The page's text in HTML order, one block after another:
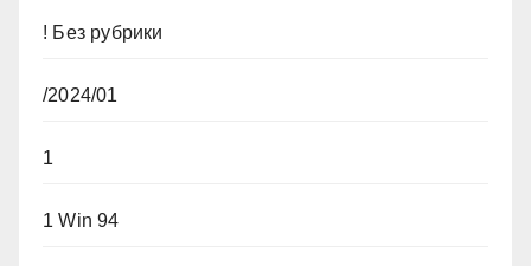
! Без рубрики
/2024/01
1
1 Win 94